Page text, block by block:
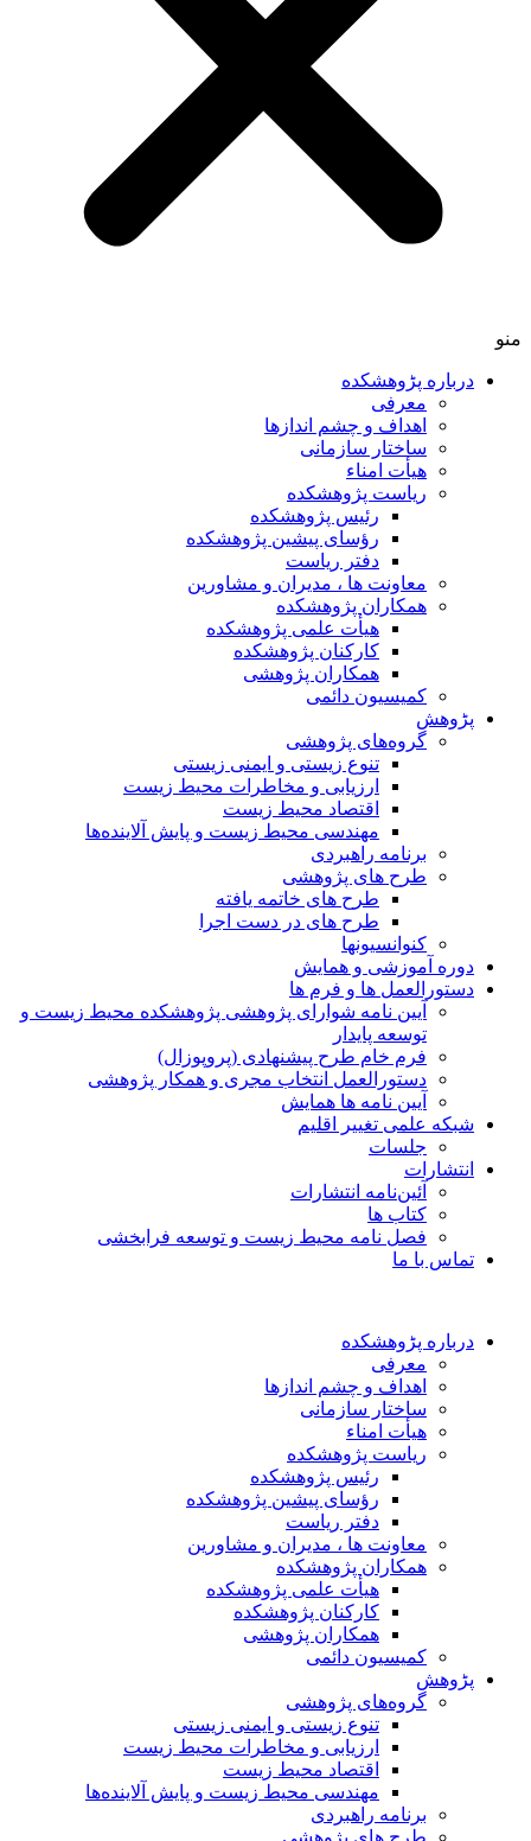
منو
درباره پڑوهشکده
معرفی
اهداف و چشم اندازها
ساختار سازمانی
هیأت امناء
ریاست پژوهشکده
رئیس پژوهشکده
رؤسای پیشین پژوهشکده
دفتر ریاست
معاونت ها ، مدیران و مشاورین
همکاران پژوهشکده
هیأت علمی پژوهشکده
کارکنان پژوهشکده
همکاران پژوهشی
کمیسیون دائمی
پڑوهش
گروه‌های پژوهشی
تنوع زیستی و ایمنی زیستی
ارزیابی و مخاطرات محیط زیست
اقتصاد محیط زیست
مهندسی محیط زیست و پایش آلاینده‌ها
برنامه راهبردی
طرح های پژوهشی
طرح های خاتمه یافته
طرح های در دست اجرا
کنوانسیونها
دوره آموزشی و همایش
دستورالعمل ها و فرم ها
آیین نامه شوارای پژوهشی پژوهشکده محیط زیست و
توسعه پایدار
فرم خام طرح پیشنهادی (پروپوزال)
دستورالعمل انتخاب مجری و همکار پژوهشی
آیین نامه ها همایش
شبکه علمی تغییر اقلیم
جلسات
انتشارات
آئین‌نامه انتشارات
کتاب ها
فصل نامه محیط زیست و توسعه فرابخشی
تماس با ما
درباره پڑوهشکده
معرفی
اهداف و چشم اندازها
ساختار سازمانی
هیأت امناء
ریاست پژوهشکده
رئیس پژوهشکده
رؤسای پیشین پژوهشکده
دفتر ریاست
معاونت ها ، مدیران و مشاورین
همکاران پژوهشکده
هیأت علمی پژوهشکده
کارکنان پژوهشکده
همکاران پژوهشی
کمیسیون دائمی
پڑوهش
گروه‌های پژوهشی
تنوع زیستی و ایمنی زیستی
ارزیابی و مخاطرات محیط زیست
اقتصاد محیط زیست
مهندسی محیط زیست و پایش آلاینده‌ها
برنامه راهبردی